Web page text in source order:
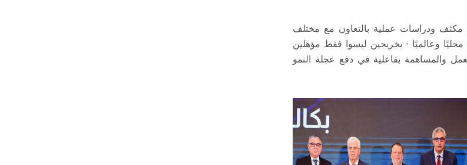
ودراسات عملية بالتعاون مع مختلف
وعالميًا - بخريجين ليسوا فقط مؤهلين
والمساهمة بفاعلية في دفع عجلة النمو